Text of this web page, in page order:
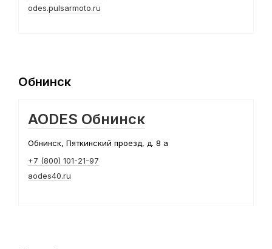
odes.pulsarmoto.ru
Обнинск
AODES Обнинск
Обнинск, Пяткинский проезд, д. 8 а
+7 (800) 101-21-97
aodes40.ru